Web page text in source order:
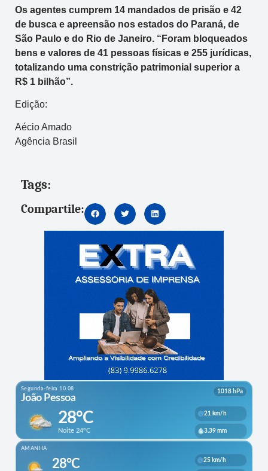
Os agentes cumprem 14 mandados de prisão e 42
de busca e apreensão nos estados do Paraná, de
São Paulo e do Rio de Janeiro. “Foram bloqueados
bens e valores de 41 pessoas físicas e 255 jurídicas,
totalizando uma constrição patrimonial superior a
R$ 1 bilhão”.
Edição:
Aécio Amado
Agência Brasil
Tags:
Compartile: